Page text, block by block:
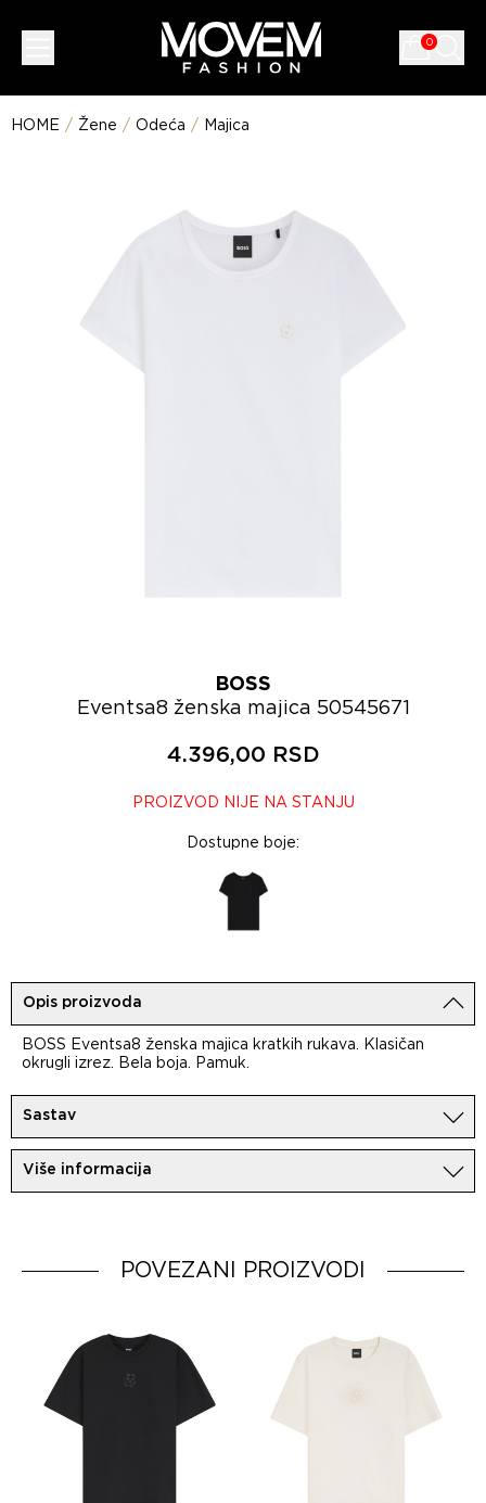
0
HOME / Žene / Odeća / Majica
BOSS
Eventsa8 ženska majica 50545671
4.396,00 RSD
PROIZVOD NIJE NA STANJU
Dostupne boje:
Opis proizvoda
BOSS Eventsa8 ženska majica kratkih rukava. Klasičan
okrugli izrez. Bela boja. Pamuk.
Sastav
Više informacija
POVEZANI PROIZVODI